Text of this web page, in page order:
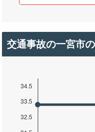
交通事故の一宮市